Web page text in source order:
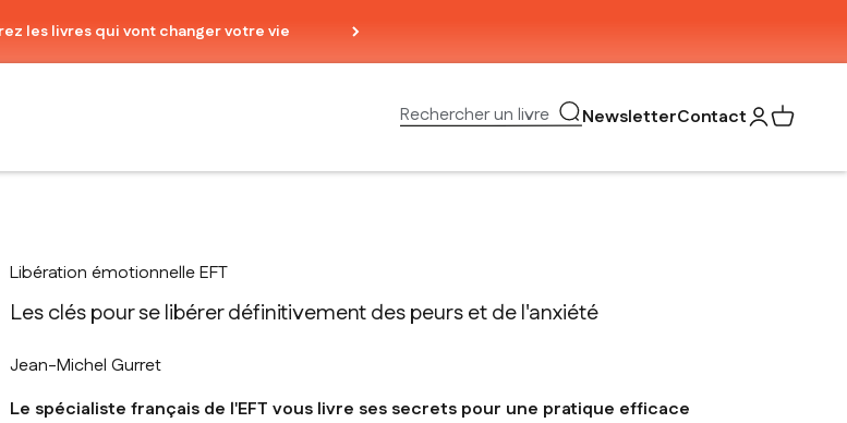
les livres qui vont changer votre vie
Ouvrir la recherche
Rechercher un livre NewsletterContactOuvrir le
Voir mon
Libération émotionnelle EFT
Les clés pour se libérer définitivement des peurs et de l'anxiété
Jean-Michel Gurret
Le spécialiste français de l'EFT vous livre ses secrets pour une pratique efficace